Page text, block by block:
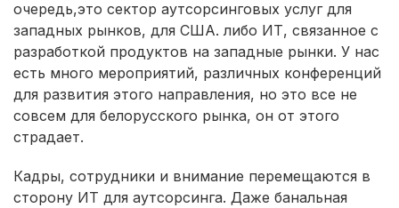
очередь,это сектор аутсорсинговых услуг для
западных рынков, для США. либо ИТ, связанное с
разработкой продуктов на западные рынки. У нас
есть много мероприятий, различных конференций
для развития этого направления, но это все не
совсем для белорусского рынка, он от этого
страдает.
Кадры, сотрудники и внимание перемещаются в
сторону ИТ для аутсорсинга. Даже банальная